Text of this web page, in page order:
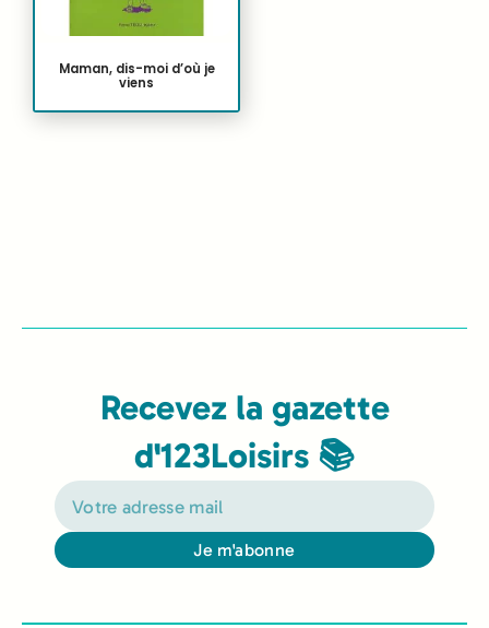
Maman, dis-moi d’où je
viens
Recevez la gazette
d'123Loisirs 📚
Je m'abonne